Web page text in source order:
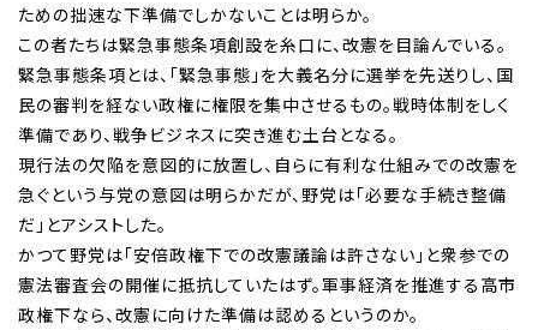
ための拙速な下準備でしかないことは明らか。
この者たちは緊急事態条項創設を糸口に、改憲を目論んでいる。
緊急事態条項とは、「緊急事態」を大義名分に選挙を先送りし、国
民の審判を経ない政権に権限を集中させるもの。戦時体制をしく
準備であり、戦争ビジネスに突き進む土台となる。
現行法の欠陥を意図的に放置し、自らに有利な仕組みでの改憲を
急ぐという与党の意図は明らかだが、野党は「必要な手続き整備
だ」とアシストした。
かつて野党は「安倍政権下での改憲議論は許さない」と衆参での
憲法審査会の開催に抵抗していたはず。軍事経済を推進する高市
政権下なら、改憲に向けた準備は認めるというのか。